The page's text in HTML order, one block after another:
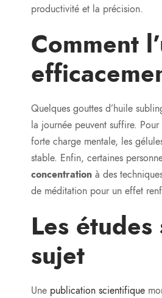
productivité et la précision.
Comment
Quelques gouttes d’huile
la journée peuvent suffire.
forte charge mentale, les
stable. Enfin, certaines
concentration à des
de méditation pour un effet
Les études
sujet
Une publication scientifique